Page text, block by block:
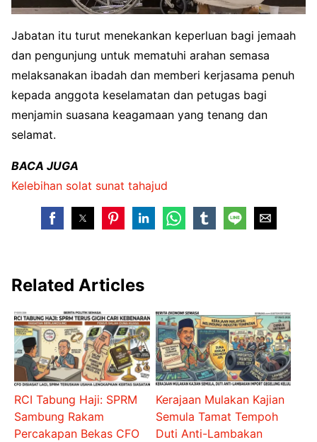
Jabatan itu turut menekankan keperluan bagi jemaah
dan pengunjung untuk mematuhi arahan semasa
melaksanakan ibadah dan memberi kerjasama penuh
kepada anggota keselamatan dan petugas bagi
menjamin suasana keagamaan yang tenang dan
selamat.
BACA JUGA
Kelebihan solat sunat tahajud
Related Articles
RCI Tabung Haji: SPRM
Sambung Rakam
Percakapan Bekas CFO
Kerajaan Mulakan Kajian
Semula Tamat Tempoh
Duti Anti-Lambakan